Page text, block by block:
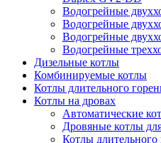
Водогрейные
Водогрейные
Водогрейные
Водогрейные
Дизельные котлы
Комбинируемые котлы
Котлы длительного
Котлы на дровах
Автоматические
Дровяные котлы
Котлы длительного